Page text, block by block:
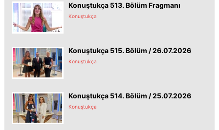
Konuştukça 513. Bölüm Fragmanı
Konuştukça
Konuştukça 515. Bölüm / 26.07.2026
Konuştukça
Konuştukça 514. Bölüm / 25.07.2026
Konuştukça